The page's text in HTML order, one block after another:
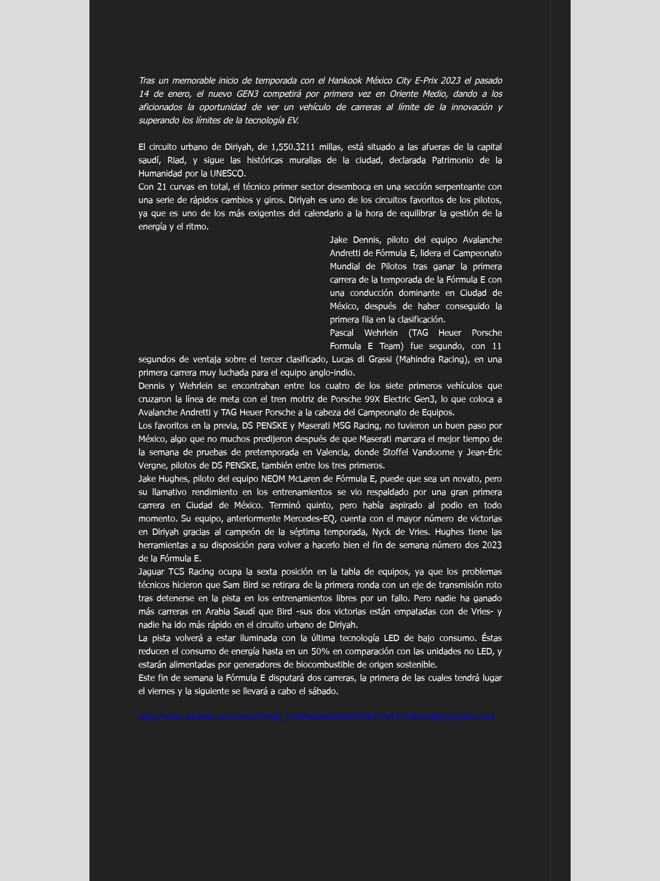
Tras un memorable inicio de temporada con el Hankook México City E-Prix 2023 el pasado
14 de enero, el nuevo GEN3 competirá por primera vez en Oriente Medio, dando a los
aficionados la oportunidad de ver un vehículo de carreras al límite de la innovación y
superando los límites de la tecnología EV.
El circuito urbano de Diriyah, de 1,550.3211 millas, está situado a las afueras de la capital
saudí, Riad, y sigue las históricas murallas de la ciudad, declarada Patrimonio de la
Humanidad por la UNESCO.
Con 21 curvas en total, el técnico primer sector desemboca en una sección serpenteante con
una serie de rápidos cambios y giros. Diriyah es uno de los circuitos favoritos de los pilotos,
ya que es uno de los más exigentes del calendario a la hora de equilibrar la gestión de la
energía y el ritmo.
Jake Dennis, piloto del equipo Avalanche
Andretti de Fórmula E, lidera el Campeonato
Mundial de Pilotos tras ganar la primera
carrera de la temporada de la Fórmula E con
una conducción dominante en Ciudad de
México, después de haber conseguido la
primera fila en la clasificación.
Pascal Wehrlein (TAG Heuer Porsche
Formula E Team) fue segundo, con 11
segundos de ventaja sobre el tercer clasificado, Lucas di Grassi (Mahindra Racing), en una
primera carrera muy luchada para el equipo anglo-indio.
Dennis y Wehrlein se encontraban entre los cuatro de los siete primeros vehículos que
cruzaron la línea de meta con el tren motriz de Porsche 99X Electric Gen3, lo que coloca a
Avalanche Andretti y TAG Heuer Porsche a la cabeza del Campeonato de Equipos.
Los favoritos en la previa, DS PENSKE y Maserati MSG Racing, no tuvieron un buen paso por
México, algo que no muchos predijeron después de que Maserati marcara el mejor tiempo de
la semana de pruebas de pretemporada en Valencia, donde Stoffel Vandoorne y Jean-Éric
Vergne, pilotos de DS PENSKE, también entre los tres primeros.
Jake Hughes, piloto del equipo NEOM McLaren de Fórmula E, puede que sea un novato, pero
su llamativo rendimiento en los entrenamientos se vio respaldado por una gran primera
carrera en Ciudad de México. Terminó quinto, pero había aspirado al podio en todo
momento. Su equipo, anteriormente Mercedes-EQ, cuenta con el mayor número de victorias
en Diriyah gracias al campeón de la séptima temporada, Nyck de Vries. Hughes tiene las
herramientas a su disposición para volver a hacerlo bien el fin de semana número dos 2023
de la Fórmula E.
Jaguar TCS Racing ocupa la sexta posición en la tabla de equipos, ya que los problemas
técnicos hicieron que Sam Bird se retirara de la primera ronda con un eje de transmisión roto
tras detenerse en la pista en los entrenamientos libres por un fallo. Pero nadie ha ganado
más carreras en Arabia Saudí que Bird -sus dos victorias están empatadas con de Vries- y
nadie ha ido más rápido en el circuito urbano de Diriyah.
La pista volverá a estar iluminada con la última tecnología LED de bajo consumo. Éstas
reducen el consumo de energía hasta en un 50% en comparación con las unidades no LED, y
estarán alimentadas por generadores de biocombustible de origen sostenible.
Este fin de semana la Fórmula E disputará dos carreras, la primera de las cuales tendrá lugar
el viernes y la siguiente se llevará a cabo el sábado.
https://video.wixstatic.com/video/27f6d6_57ddf4e2ba4e4dd999d4f7e7d43b748e/1080p/mp4/file.mp4